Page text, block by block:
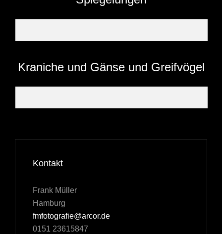
Kraniche und Gänse und Greifvögel
Kontakt
Frank Müller
Hamburg
fmfotografie@arcor.de
0151 23615847